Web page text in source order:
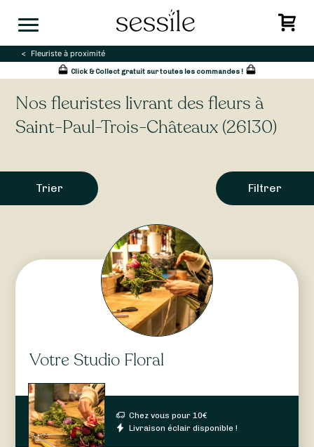
Fleuriste à proximité
Click & Collect gratuit sur toutes les commandes !
Nos fleuristes livrant des fleurs à
Saint-Paul-Trois-Châteaux (26130)
Trier Filtrer
Votre Studio Floral
Chez vous pour10€
Livraison éclair disponible !